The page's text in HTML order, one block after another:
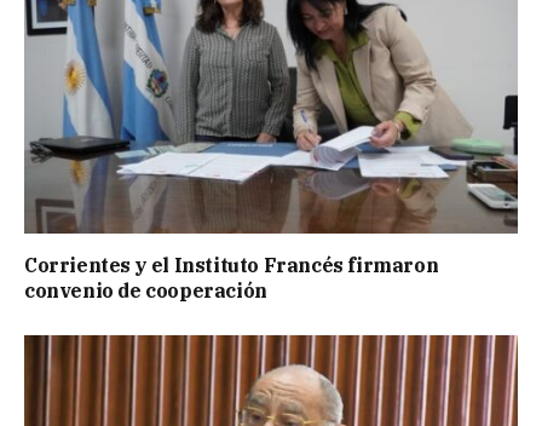
Corrientes y el Instituto Francés firmaron
convenio de cooperación